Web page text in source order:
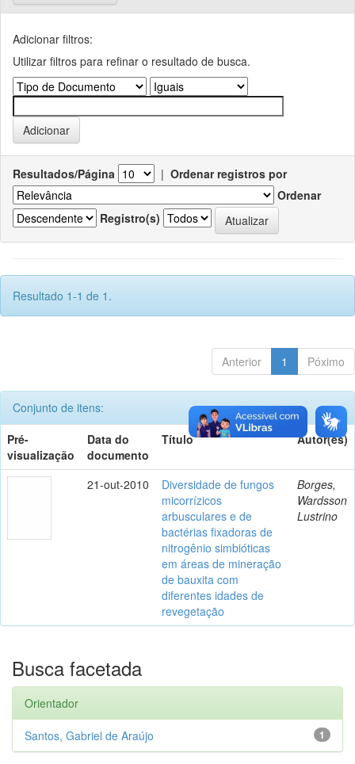
Adicionar filtros:
Utilizar filtros para refinar o resultado de busca.
Resultados/Página | Ordenar registros por
Ordenar
Registro(s)
Resultado 1-1 de 1.
Anterior 1 Póximo
Conjunto de itens:
Pré-
visualização
Data do
documento
Título Autor(es)
21-out-2010
Diversidade de fungos
micorrízicos
arbusculares e de
bactérias fixadoras de
nitrogênio simbióticas
em áreas de mineração
de bauxita com
diferentes idades de
revegetação
Borges,
Wardsson
Lustrino
Busca facetada
Orientador
1
Santos, Gabriel de Araújo